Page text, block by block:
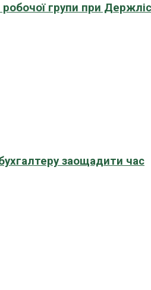
групи при
заощадити час